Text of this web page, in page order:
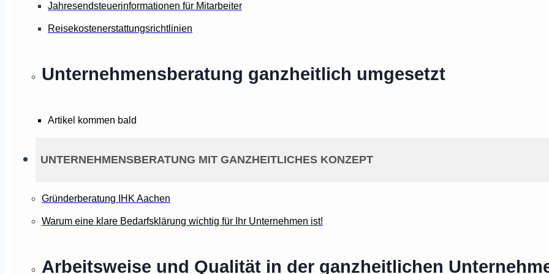
Jahresendsteuerinformationen für Mitarbeiter
Reisekostenerstattungsrichtlinien
Unternehmensberatung ganzheitlich umgesetzt
Artikel kommen bald
UNTERNEHMENSBERATUNG MIT GANZHEITLICHES KONZEPT
Gründerberatung IHK Aachen
Warum eine klare Bedarfsklärung wichtig für Ihr Unternehmen ist!
Arbeitsweise und Qualität in der ganzheitlichen